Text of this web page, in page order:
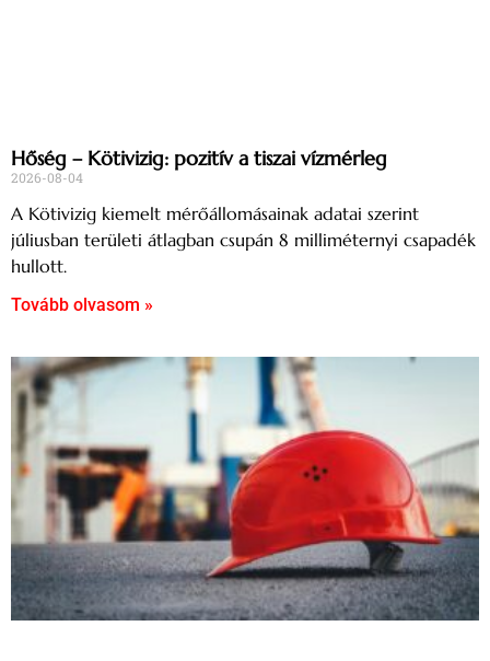
Hőség – Kötivizig: pozitív a tiszai vízmérleg
2026-08-04
A Kötivizig kiemelt mérőállomásainak adatai szerint
júliusban területi átlagban csupán 8 milliméternyi csapadék
hullott.
Tovább olvasom »